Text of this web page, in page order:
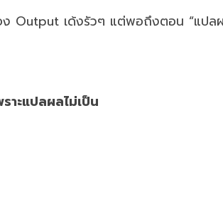
Output เด้งรัวๆ แต่พอถึงตอน “แปลผ
าะแปลผลไม่เป็น